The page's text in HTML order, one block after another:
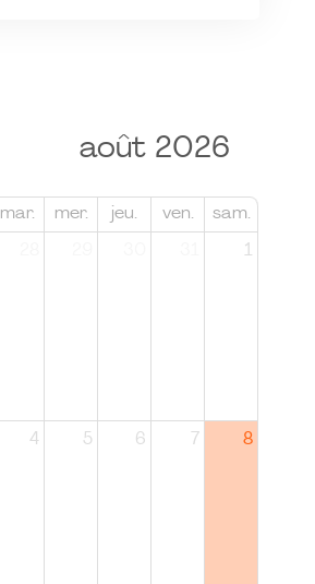
août 2026
mar. mer. jeu. ven. sam.
1
4 5 6 7 8